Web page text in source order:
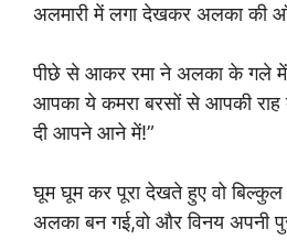
अलमारी में लगा देखकर अलका
पीछे से आकर रमा ने अलका के गले में
आपका ये कमरा बरसों से आपकी राह
दी आपने आने में!”
घूम घूम कर पूरा देखते हुए वो बिल्कुल
अलका बन गई,वो और विनय अपनी